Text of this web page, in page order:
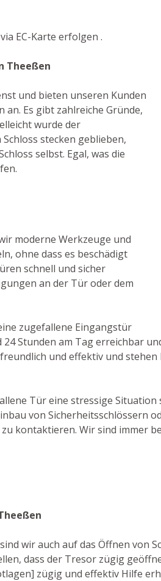
EC-Karte erfolgen .
Theeßen
und bieten unseren Kunden
Es gibt zahlreiche Gründe,
wurde der
stecken geblieben,
selbst. Egal, was die
moderne Werkzeuge und
ohne dass es beschädigt
schnell und sicher
an der Tür oder dem
zugefallene Eingangstür
24 Stunden am Tag erreichbar
und effektiv und stehen
Tür eine stressige
von Sicherheitsschlössern
kontaktieren. Wir sind immer
wir auch auf das Öffnen von
dass der Tresor zügig
zügig und effektiv Hilfe